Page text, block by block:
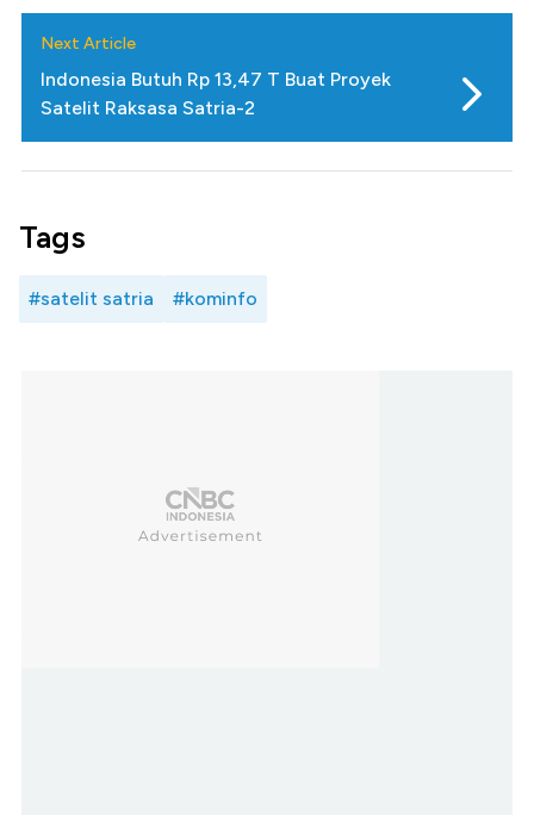
Next Article
Indonesia Butuh Rp 13,47 T Buat Proyek
Satelit Raksasa Satria-2
Tags
#satelit satria #kominfo